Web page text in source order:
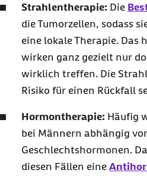
Strahlentherapie: Die
die Tumorzellen, sodass
eine lokale Therapie. Das
wirken ganz gezielt nur
wirklich treffen. Die
Risiko für einen Rückfall
Hormontherapie: Häufig
bei Männern abhängig
Geschlechtshormonen.
diesen Fällen eine